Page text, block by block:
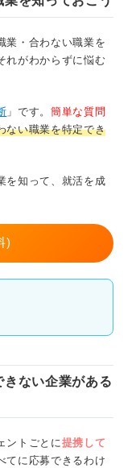
業・合わない職業を
れがわからずに悩む
」です。 簡単な質問
ない職業を特定でき
を知って、就活を成
)
ない企業がある
ントごとに提携して
てに応募できるわけ